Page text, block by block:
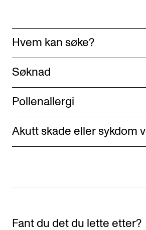
Si ifra!
Betalte spilleoppdrag
Velferd og helse
Nyheter for studenter
Hvem kan søke?
Søknad
Pollenallergi
Akutt skade eller sykdom
Fant du det du lette etter?